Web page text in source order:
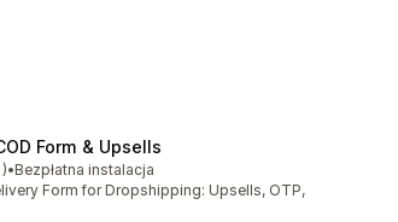
Form & Upsells
recenzji: 2531
•Bezpłatna instalacja
Form for Dropshipping: Upsells, OTP,